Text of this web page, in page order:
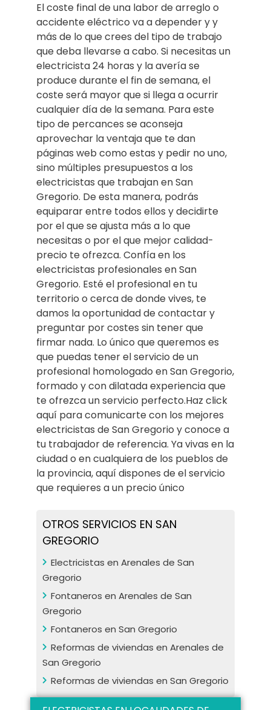
El coste final de una labor de arreglo o
accidente eléctrico va a depender y y
más de lo que crees del tipo de trabajo
que deba llevarse a cabo. Si necesitas un
electricista 24 horas y la avería se
produce durante el fin de semana, el
coste será mayor que si llega a ocurrir
cualquier día de la semana. Para este
tipo de percances se aconseja
aprovechar la ventaja que te dan
páginas web como estas y pedir no uno,
sino múltiples presupuestos a los
electricistas que trabajan en San
Gregorio. De esta manera, podrás
equiparar entre todos ellos y decidirte
por el que se ajusta más a lo que
necesitas o por el que mejor calidad-
precio te ofrezca. Confía en los
electricistas profesionales en San
Gregorio. Esté el profesional en tu
territorio o cerca de donde vives, te
damos la oportunidad de contactar y
preguntar por costes sin tener que
firmar nada. Lo único que queremos es
que puedas tener el servicio de un
profesional homologado en San Gregorio,
formado y con dilatada experiencia que
te ofrezca un servicio perfecto.Haz click
aquí para comunicarte con los mejores
electricistas de San Gregorio y conoce a
tu trabajador de referencia. Ya vivas en la
ciudad o en cualquiera de los pueblos de
la provincia, aquí dispones de el servicio
que requieres a un precio único
OTROS SERVICIOS EN SAN
GREGORIO
Electricistas en Arenales de San
Gregorio
Fontaneros en Arenales de San
Gregorio
Fontaneros en San Gregorio
Reformas de viviendas en Arenales de
San Gregorio
Reformas de viviendas en San Gregorio